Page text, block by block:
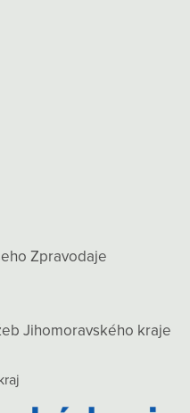
Zpravodaje
Jihomoravského kraje